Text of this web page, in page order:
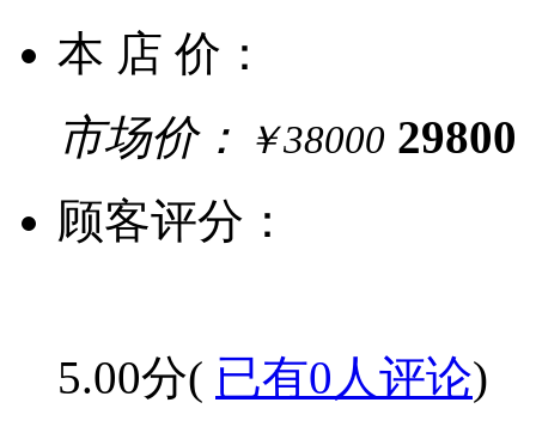
本 店 价：
市场价：
￥38000 29800
顾客评分：
5.00分( 已有0人评论)